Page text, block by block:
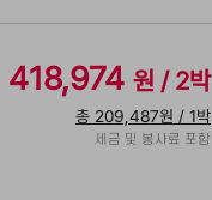
418,974 원 / 2박
총 209,487원 / 1박
세금 및 봉사료 포함